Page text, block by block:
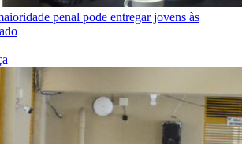
penal pode entregar jovens às